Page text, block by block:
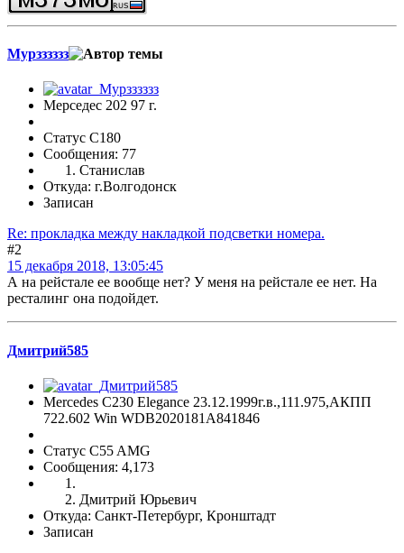
Мурзззззз
Мерседес 202 97 г.
Статус C180
Сообщения: 77
Станислав
Откуда: г.Волгодонск
Записан
Re: прокладка между накладкой подсветки номера.
#2
15 декабря 2018, 13:05:45
А на рейстале ее вообще нет? У меня на рейстале ее нет. На
ресталинг она подойдет.
Дмитрий585
Mercedes C230 Elegance 23.12.1999г.в.,111.975,АКПП
722.602 Win WDB2020181A841846
Статус C55 AMG
Сообщения: 4,173
Дмитрий Юрьевич
Откуда: Санкт-Петербург, Кронштадт
Записан